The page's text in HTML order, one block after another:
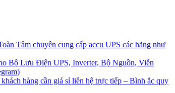
Tâm chuyên cung cấp accu UPS các hãng như
Bộ Lưu Điện UPS, Inverter, Bộ Nguồn, Viễn
hàng cần giá sỉ liên hệ trực tiếp – Bình ắc quy